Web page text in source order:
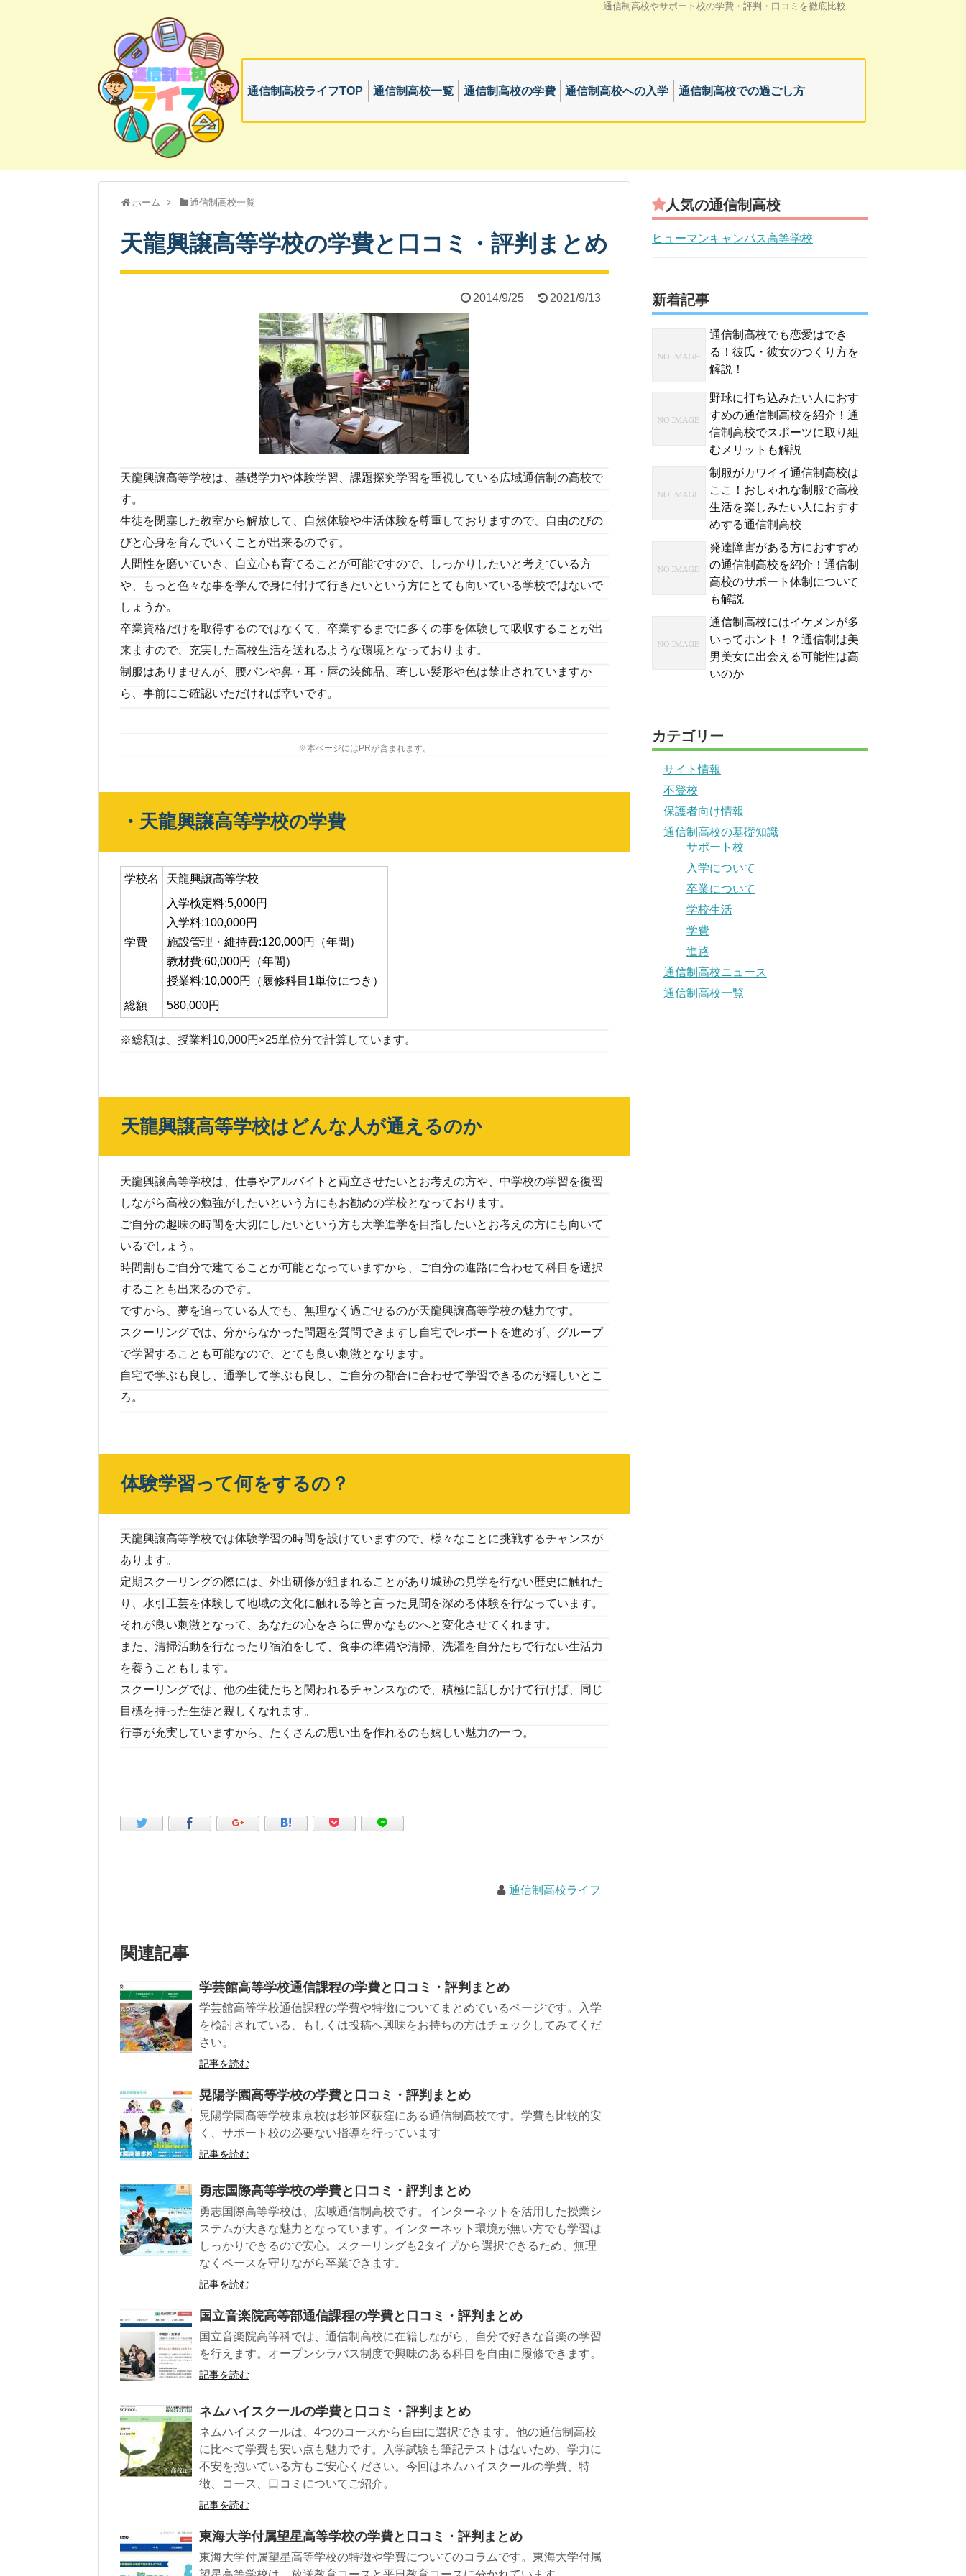
通信制高校やサポート校の学費・評判・口コミを徹底比較
通信制高校ライフTOP 通信制高校一覧 通信制高校の学費 通信制高校への入学 通信制高校での過ごし方
ホーム 通信制高校一覧
天龍興譲高等学校の学費と口コミ・評判まとめ
2014/9/25 2021/9/13
天龍興譲高等学校は、基礎学力や体験学習、課題探究学習を重視している広域通信制の高校で
す。
生徒を閉塞した教室から解放して、自然体験や生活体験を尊重しておりますので、自由のびの
びと心身を育んでいくことが出来るのです。
人間性を磨いていき、自立心も育てることが可能ですので、しっかりしたいと考えている方
や、もっと色々な事を学んで身に付けて行きたいという方にとても向いている学校ではないで
しょうか。
卒業資格だけを取得するのではなくて、卒業するまでに多くの事を体験して吸収することが出
来ますので、充実した高校生活を送れるような環境となっております。
制服はありませんが、腰パンや鼻・耳・唇の装飾品、著しい髪形や色は禁止されていますか
ら、事前にご確認いただければ幸いです。
※本ページにはPRが含まれます。
・天龍興譲高等学校の学費
学校名 天龍興譲高等学校
学費
入学検定料:5,000円
入学料:100,000円
施設管理・維持費:120,000円（年間）
教材費:60,000円（年間）
授業料:10,000円（履修科目1単位につき）
総額
580,000円
※総額は、授業料10,000円×25単位分で計算しています。
天龍興譲高等学校はどんな人が通えるのか
天龍興譲高等学校は、仕事やアルバイトと両立させたいとお考えの方や、中学校の学習を復習
しながら高校の勉強がしたいという方にもお勧めの学校となっております。
ご自分の趣味の時間を大切にしたいという方も大学進学を目指したいとお考えの方にも向いて
いるでしょう。
時間割もご自分で建てることが可能となっていますから、ご自分の進路に合わせて科目を選択
することも出来るのです。
ですから、夢を追っている人でも、無理なく過ごせるのが天龍興譲高等学校の魅力です。
スクーリングでは、分からなかった問題を質問できますし自宅でレポートを進めず、グループ
で学習することも可能なので、とても良い刺激となります。
自宅で学ぶも良し、通学して学ぶも良し、ご自分の都合に合わせて学習できるのが嬉しいとこ
ろ。
体験学習って何をするの？
天龍興譲高等学校では体験学習の時間を設けていますので、様々なことに挑戦するチャンスが
あります。
定期スクーリングの際には、外出研修が組まれることがあり城跡の見学を行ない歴史に触れた
り、水引工芸を体験して地域の文化に触れる等と言った見聞を深める体験を行なっています。
それが良い刺激となって、あなたの心をさらに豊かなものへと変化させてくれます。
また、清掃活動を行なったり宿泊をして、食事の準備や清掃、洗濯を自分たちで行ない生活力
を養うこともします。
スクーリングでは、他の生徒たちと関われるチャンスなので、積極に話しかけて行けば、同じ
目標を持った生徒と親しくなれます。
行事が充実していますから、たくさんの思い出を作れるのも嬉しい魅力の一つ。
通信制高校ライフ
関連記事
学芸館高等学校通信課程の学費と口コミ・評判まとめ
学芸館高等学校通信課程の学費や特徴についてまとめているページです。入学
を検討されている、もしくは投稿へ興味をお持ちの方はチェックしてみてくだ
さい。
記事を読む
晃陽学園高等学校の学費と口コミ・評判まとめ
晃陽学園高等学校東京校は杉並区荻窪にある通信制高校です。学費も比較的安
く、サポート校の必要ない指導を行っています
記事を読む
勇志国際高等学校の学費と口コミ・評判まとめ
勇志国際高等学校は、広域通信制高校です。インターネットを活用した授業シ
ステムが大きな魅力となっています。インターネット環境が無い方でも学習は
しっかりできるので安心。スクーリングも2タイプから選択できるため、無理
なくペースを守りながら卒業できます。
記事を読む
国立音楽院高等部通信課程の学費と口コミ・評判まとめ
国立音楽院高等科では、通信制高校に在籍しながら、自分で好きな音楽の学習
を行えます。オープンシラバス制度で興味のある科目を自由に履修できます。
記事を読む
ネムハイスクールの学費と口コミ・評判まとめ
ネムハイスクールは、4つのコースから自由に選択できます。他の通信制高校
に比べて学費も安い点も魅力です。入学試験も筆記テストはないため、学力に
不安を抱いている方もご安心ください。今回はネムハイスクールの学費、特
徴、コース、口コミについてご紹介。
記事を読む
東海大学付属望星高等学校の学費と口コミ・評判まとめ
東海大学付属望星高等学校の特徴や学費についてのコラムです。東海大学付属
人気の通信制高校
ヒューマンキャンパス高等学校
新着記事
通信制高校でも恋愛はでき
る！彼氏・彼女のつくり方を
解説！
野球に打ち込みたい人におす
すめの通信制高校を紹介！通
信制高校でスポーツに取り組
むメリットも解説
制服がカワイイ通信制高校は
ここ！おしゃれな制服で高校
生活を楽しみたい人におすす
めする通信制高校
発達障害がある方におすすめ
の通信制高校を紹介！通信制
高校のサポート体制について
も解説
通信制高校にはイケメンが多
いってホント！？通信制は美
男美女に出会える可能性は高
いのか
カテゴリー
サイト情報
不登校
保護者向け情報
通信制高校の基礎知識
サポート校
入学について
卒業について
学校生活
学費
進路
通信制高校ニュース
通信制高校一覧